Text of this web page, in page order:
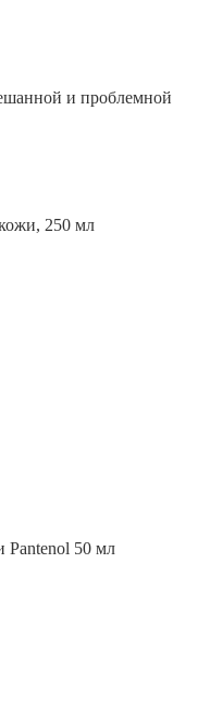
и проблемной
250 мл
Pantenol 50 мл